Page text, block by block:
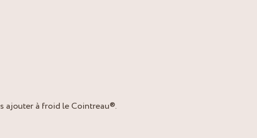
ajouter à froid le Cointreau®.